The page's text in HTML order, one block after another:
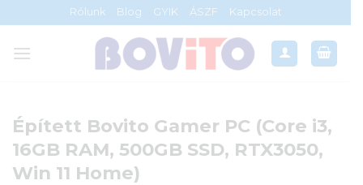
to
content
Rólunk Blog GYIK ÁSZF Kapcsolat
Épített Bovito Gamer PC (Core i3,
16GB RAM, 500GB SSD, RTX3050,
Win 11 Home)